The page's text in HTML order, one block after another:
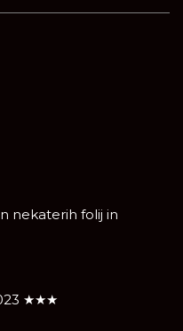
nekaterih folij in
★★★